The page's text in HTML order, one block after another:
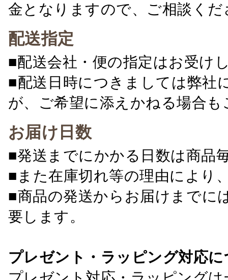
金となりますので、ご相談くだ
配送指定
■配送会社・便の指定はお受け
■配送日時につきましては弊社
が、ご希望に添えかねる場合
お届け日数
■発送までにかかる日数は商品
■また在庫切れ等の理由により
■商品の発送からお届けまでに
要します。
プレゼント・ラッピング対応